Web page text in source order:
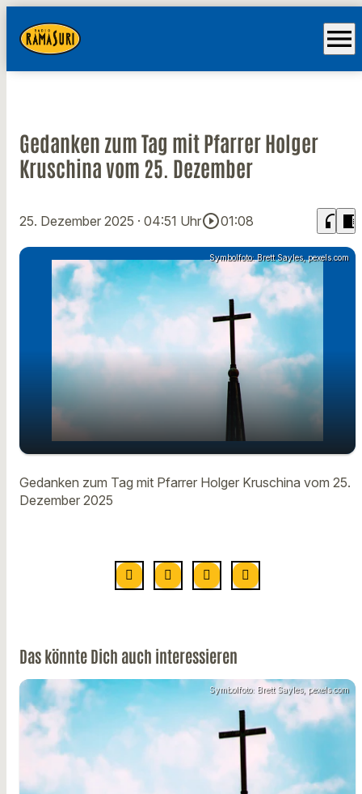
menu
Gedanken zum Tag mit Pfarrer Holger
Kruschina vom 25. Dezember
25. Dezember 2025 · 04:51 Uhrplay_circle_outline01:08 headphones chrome_reader_mode
Symbolfoto: Brett Sayles, pexels.com
play_arrow Gedanken zum Tag mit Pfarrer
Holger Kruschina vom 25. Dezember
Gedanken zum Tag mit Pfarrer Holger Kruschina vom 25.
Dezember 2025
Das könnte Dich auch interessieren
Symbolfoto: Brett Sayles, pexels.com